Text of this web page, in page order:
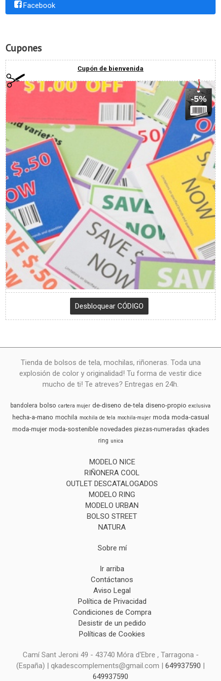
Facebook
Cupones
Cupón de bienvenida
-5%
Tienda de bolsos de tela, mochilas, riñoneras. Toda una
explosión de color y originalidad! Tu forma de vestir dice
mucho de ti! Te atreves? Entregas en 24h.
bandolera bolso cartera mujer de-diseno de-tela diseno-propio exclusiva
hecha-a-mano mochila mochila de tela mochila-mujer moda moda-casual
moda-mujer moda-sostenible novedades piezas-numeradas qkades
ring unica
MODELO NICE
RIÑONERA COOL
OUTLET DESCATALOGADOS
MODELO RING
MODELO URBAN
BOLSO STREET
NATURA
Sobre mí
Ir arriba
Contáctanos
Aviso Legal
Política de Privacidad
Condiciones de Compra
Desistir de un pedido
Políticas de Cookies
Camí Sant Jeroni 49 - 43740 Móra d'Ebre , Tarragona -
(España) | qkadescomplements@gmail.com | 649937590 |
649937590